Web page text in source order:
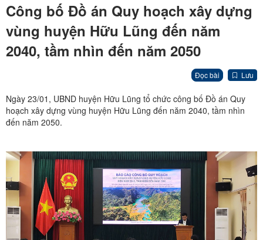
Công bố Đồ án Quy hoạch xây dựng
vùng huyện Hữu Lũng đến năm
2040, tầm nhìn đến năm 2050
Đọc bài Lưu
Ngày 23/01, UBND huyện Hữu Lũng tổ chức công bố Đồ án Quy
hoạch xây dựng vùng huyện Hữu Lũng đến năm 2040, tầm nhìn
đến năm 2050.